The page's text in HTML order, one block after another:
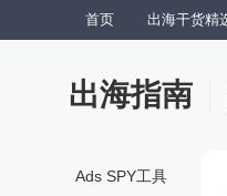
首页 出海干货精
出海指南
Ads SPY工具